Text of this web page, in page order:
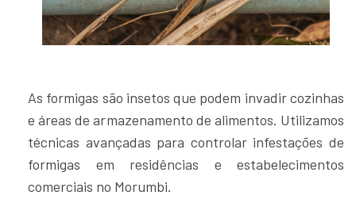
As formigas são insetos que podem invadir cozinhas
e áreas de armazenamento de alimentos. Utilizamos
técnicas avançadas para controlar infestações de
formigas em residências e estabelecimentos
comerciais no Morumbi.